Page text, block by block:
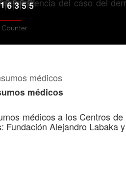
médicos
médicos a los Centros
Fundación Alejandro Labaka
Counter